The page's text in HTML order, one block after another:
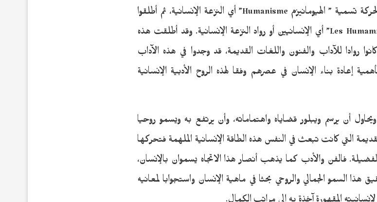
عند الإنسان، فأطلق المؤرخون على هذه الحركة تسمية ” الهيومانيزم Humanisme” أي النزعة الإنسانية، ثم أطلقوا
على روادها تسمية ” الهيومانيست Les Humamnistes” أي الإنسانيين أو رواد النزعة الإنسانية. وقد أطلقت هذه
روادا للآداب والفنون واللغات القديمة، قد وجدوا في هذه الآداب
إعادة بناء الإنسان في عصرهم وفقا لهذه الروح الأدبية الإنسانية
أن يرسم ويبلور قضاياه واهتماماته، وأن يرتفع به ويسمو روحيا
التي كانت تبعث في النفس هذه الطاقة الإنسانية الملهمة فتحركها
فالفن والأدب كما يذهب أنصار هذا الاتجاه يسموان بالإنسان،
هذا السمو الجمالي والروحي بحثا في ماهية الإنسان واستجوابا لمعانيه